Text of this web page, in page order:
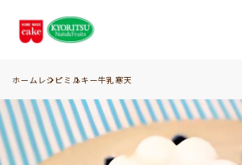
ホーム レシピミルキー牛乳寒天